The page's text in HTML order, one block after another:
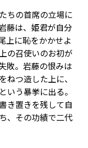
ちの首席の立場に
藤は、姫君が自分
上に恥をかかせよ
の召使いのお初が
敗。岩藤の恨みは
ねつ造した上に、
いう暴挙に出る。
き置きを残して自
、その功績で二代